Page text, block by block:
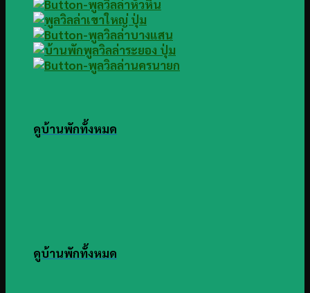
ดูบ้านพักทั้งหมด
ดูบ้านพักทั้งหมด